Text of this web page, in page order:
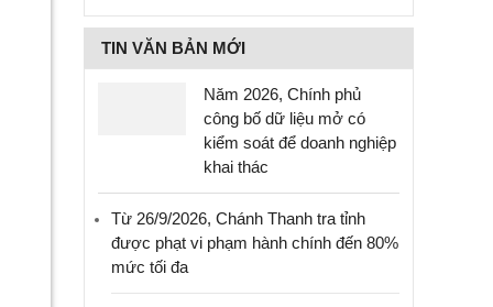
TIN VĂN BẢN MỚI
Năm 2026, Chính phủ
công bố dữ liệu mở có
kiểm soát để doanh nghiệp
khai thác
Từ 26/9/2026, Chánh Thanh tra tỉnh
được phạt vi phạm hành chính đến 80%
mức tối đa